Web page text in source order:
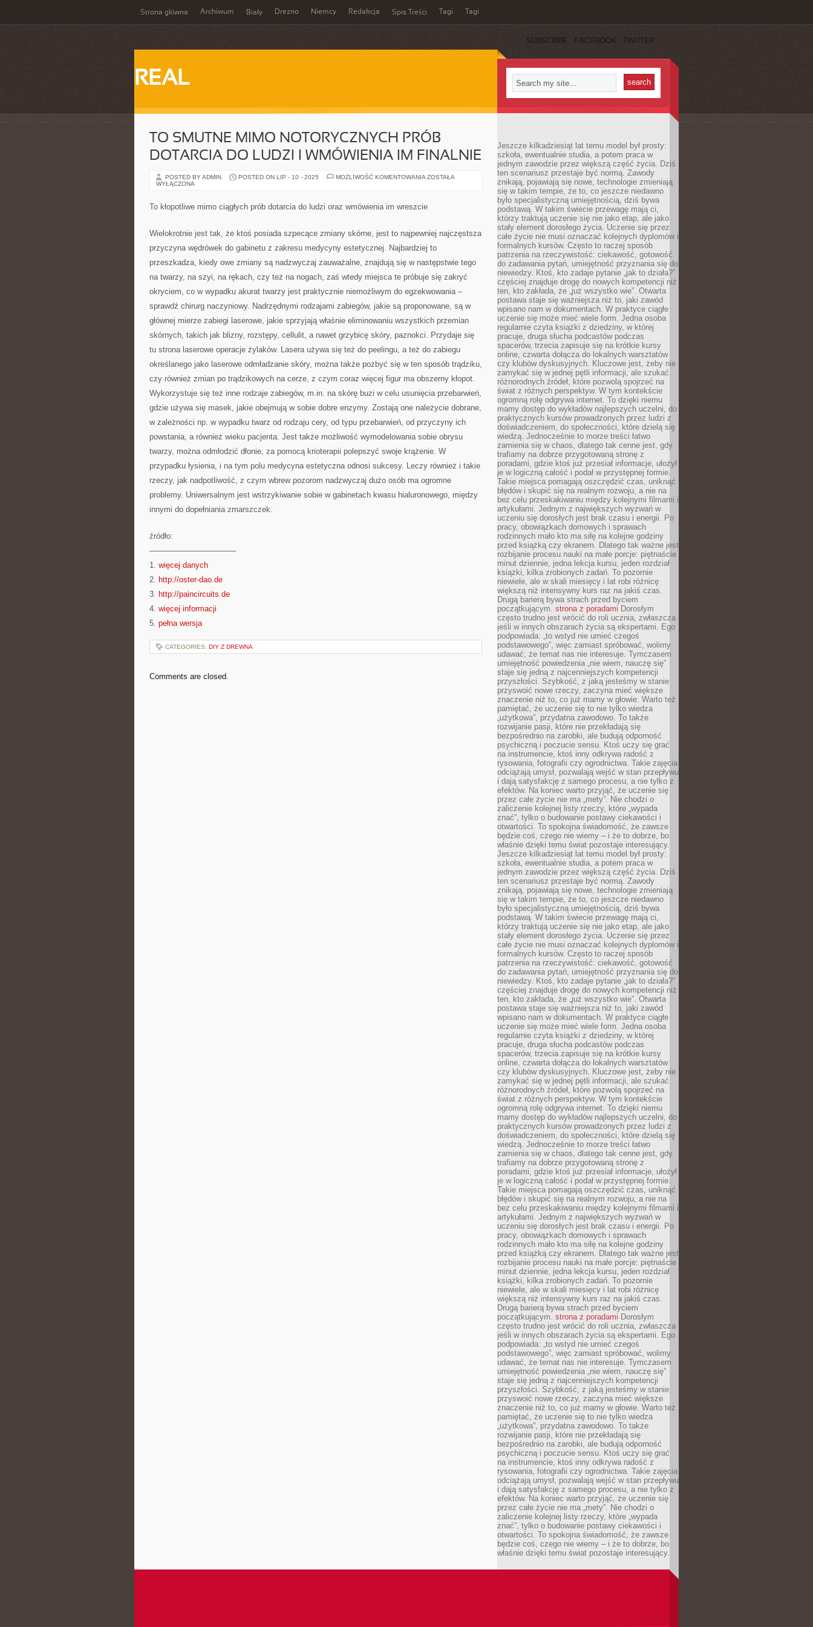
Strona główna Archiwum Biały Drezno Niemcy Redakcja Spis Treści Tagi Tagi
SUBSCRIBE FACEBOOK TWITTER
REAL
TO SMUTNE MIMO NOTORYCZNYCH PRÓB
DOTARCIA DO LUDZI I WMÓWIENIA IM FINALNIE
POSTED BY ADMIN POSTED ON LIP - 10 - 2025 MOŻLIWOŚĆ KOMENTOWANIA TO
DOTARCIA
WMÓWIENIA
FINALNIE
ZOSTAŁA
WYŁĄCZONA
To kłopotliwe mimo ciągłych prób dotarcia do ludzi oraz wmówienia im wreszcie
Wielokrotnie jest tak, że ktoś posiada szpecące zmiany skórne, jest to najpewniej najczęstsza
przyczyna wędrówek do gabinetu z zakresu medycyny estetycznej. Najbardziej to
przeszkadza, kiedy owe zmiany są nadzwyczaj zauważalne, znajdują się w następstwie tego
na twarzy, na szyi, na rękach, czy też na nogach, zaś wtedy miejsca te próbuje się zakryć
okryciem, co w wypadku akurat twarzy jest praktycznie niemożliwym do egzekwowania –
sprawdź chirurg naczyniowy. Nadrzędnymi rodzajami zabiegów, jakie są proponowane, są w
głównej mierze zabiegi laserowe, jakie sprzyjają właśnie eliminowaniu wszystkich przemian
skórnych, takich jak blizny, rozstępy, cellulit, a nawet grzybicę skóry, paznokci. Przydaje się
tu strona laserowe operacje żylaków. Lasera używa się też do peelingu, a też do zabiegu
określanego jako laserowe odmładzanie skóry, można także pozbyć się w ten sposób trądziku,
czy również zmian po trądzikowych na cerze, z czym coraz więcej figur ma obszerny kłopot.
Wykorzystuje się też inne rodzaje zabiegów, m.in. na skórę buzi w celu usunięcia przebarwień,
gdzie używa się masek, jakie obejmują w sobie dobre enzymy. Zostają one należycie dobrane,
w zależności np. w wypadku twarz od rodzaju cery, od typu przebarwień, od przyczyny ich
powstania, a również wieku pacjenta. Jest także możliwość wymodelowania sobie obrysu
twarzy, można odmłodzić dłonie, za pomocą krioterapii polepszyć swoje krążenie. W
przypadku łysienia, i na tym polu medycyna estetyczna odnosi sukcesy. Leczy również i takie
rzeczy, jak nadpotliwość, z czym wbrew pozorom nadzwyczaj dużo osób ma ogromne
problemy. Uniwersalnym jest wstrzykiwanie sobie w gabinetach kwasu hialuronowego, między
innymi do dopełniania zmarszczek.
źródło:
———————————
1. więcej danych
2. http://oster-dao.de
3. http://paincircuits.de
4. więcej informacji
5. pełna wersja
CATEGORIES: DIY Z DREWNA
Comments are closed.
Jeszcze kilkadziesiąt lat temu model był prosty:
szkoła, ewentualnie studia, a potem praca w
jednym zawodzie przez większą część życia. Dziś
ten scenariusz przestaje być normą. Zawody
znikają, pojawiają się nowe, technologie zmieniają
się w takim tempie, że to, co jeszcze niedawno
było specjalistyczną umiejętnością, dziś bywa
podstawą. W takim świecie przewagę mają ci,
którzy traktują uczenie się nie jako etap, ale jako
stały element dorosłego życia. Uczenie się przez
całe życie nie musi oznaczać kolejnych dyplomów i
formalnych kursów. Często to raczej sposób
patrzenia na rzeczywistość: ciekawość, gotowość
do zadawania pytań, umiejętność przyznania się do
niewiedzy. Ktoś, kto zadaje pytanie „jak to działa?”
częściej znajduje drogę do nowych kompetencji niż
ten, kto zakłada, że „już wszystko wie”. Otwarta
postawa staje się ważniejsza niż to, jaki zawód
wpisano nam w dokumentach. W praktyce ciągłe
uczenie się może mieć wiele form. Jedna osoba
regularnie czyta książki z dziedziny, w której
pracuje, druga słucha podcastów podczas
spacerów, trzecia zapisuje się na krótkie kursy
online, czwarta dołącza do lokalnych warsztatów
czy klubów dyskusyjnych. Kluczowe jest, żeby nie
zamykać się w jednej pętli informacji, ale szukać
różnorodnych źródeł, które pozwolą spojrzeć na
świat z różnych perspektyw. W tym kontekście
ogromną rolę odgrywa internet. To dzięki niemu
mamy dostęp do wykładów najlepszych uczelni, do
praktycznych kursów prowadzonych przez ludzi z
doświadczeniem, do społeczności, które dzielą się
wiedzą. Jednocześnie to morze treści łatwo
zamienia się w chaos, dlatego tak cenne jest, gdy
trafiamy na dobrze przygotowaną stronę z
poradami, gdzie ktoś już przesiał informacje, ułożył
je w logiczną całość i podał w przystępnej formie.
Takie miejsca pomagają oszczędzić czas, uniknąć
błędów i skupić się na realnym rozwoju, a nie na
bez celu przeskakiwaniu między kolejnymi filmami i
artykułami. Jednym z największych wyzwań w
uczeniu się dorosłych jest brak czasu i energii. Po
pracy, obowiązkach domowych i sprawach
rodzinnych mało kto ma siłę na kolejne godziny
przed książką czy ekranem. Dlatego tak ważne jest
rozbijanie procesu nauki na małe porcje: piętnaście
minut dziennie, jedna lekcja kursu, jeden rozdział
książki, kilka zrobionych zadań. To pozornie
niewiele, ale w skali miesięcy i lat robi różnicę
większą niż intensywny kurs raz na jakiś czas.
Drugą barierą bywa strach przed byciem
początkującym. strona z poradami Dorosłym
często trudno jest wrócić do roli ucznia, zwłaszcza
jeśli w innych obszarach życia są ekspertami. Ego
podpowiada: „to wstyd nie umieć czegoś
podstawowego”, więc zamiast spróbować, wolimy
udawać, że temat nas nie interesuje. Tymczasem
umiejętność powiedzenia „nie wiem, nauczę się”
staje się jedną z najcenniejszych kompetencji
przyszłości. Szybkość, z jaką jesteśmy w stanie
przyswoić nowe rzeczy, zaczyna mieć większe
znaczenie niż to, co już mamy w głowie. Warto też
pamiętać, że uczenie się to nie tylko wiedza
„użytkowa”, przydatna zawodowo. To także
rozwijanie pasji, które nie przekładają się
bezpośrednio na zarobki, ale budują odporność
psychiczną i poczucie sensu. Ktoś uczy się grać
na instrumencie, ktoś inny odkrywa radość z
rysowania, fotografii czy ogrodnictwa. Takie zajęcia
odciążają umysł, pozwalają wejść w stan przepływu
i dają satysfakcję z samego procesu, a nie tylko z
efektów. Na koniec warto przyjąć, że uczenie się
przez całe życie nie ma „mety”. Nie chodzi o
zaliczenie kolejnej listy rzeczy, które „wypada
znać”, tylko o budowanie postawy ciekawości i
otwartości. To spokojna świadomość, że zawsze
będzie coś, czego nie wiemy – i że to dobrze, bo
właśnie dzięki temu świat pozostaje interesujący.
Jeszcze kilkadziesiąt lat temu model był prosty:
szkoła, ewentualnie studia, a potem praca w
jednym zawodzie przez większą część życia. Dziś
ten scenariusz przestaje być normą. Zawody
znikają, pojawiają się nowe, technologie zmieniają
się w takim tempie, że to, co jeszcze niedawno
było specjalistyczną umiejętnością, dziś bywa
podstawą. W takim świecie przewagę mają ci,
którzy traktują uczenie się nie jako etap, ale jako
stały element dorosłego życia. Uczenie się przez
całe życie nie musi oznaczać kolejnych dyplomów i
formalnych kursów. Często to raczej sposób
patrzenia na rzeczywistość: ciekawość, gotowość
do zadawania pytań, umiejętność przyznania się do
niewiedzy. Ktoś, kto zadaje pytanie „jak to działa?”
częściej znajduje drogę do nowych kompetencji niż
ten, kto zakłada, że „już wszystko wie”. Otwarta
postawa staje się ważniejsza niż to, jaki zawód
wpisano nam w dokumentach. W praktyce ciągłe
uczenie się może mieć wiele form. Jedna osoba
regularnie czyta książki z dziedziny, w której
pracuje, druga słucha podcastów podczas
spacerów, trzecia zapisuje się na krótkie kursy
online, czwarta dołącza do lokalnych warsztatów
czy klubów dyskusyjnych. Kluczowe jest, żeby nie
zamykać się w jednej pętli informacji, ale szukać
różnorodnych źródeł, które pozwolą spojrzeć na
świat z różnych perspektyw. W tym kontekście
ogromną rolę odgrywa internet. To dzięki niemu
mamy dostęp do wykładów najlepszych uczelni, do
praktycznych kursów prowadzonych przez ludzi z
doświadczeniem, do społeczności, które dzielą się
wiedzą. Jednocześnie to morze treści łatwo
zamienia się w chaos, dlatego tak cenne jest, gdy
trafiamy na dobrze przygotowaną stronę z
poradami, gdzie ktoś już przesiał informacje, ułożył
je w logiczną całość i podał w przystępnej formie.
Takie miejsca pomagają oszczędzić czas, uniknąć
błędów i skupić się na realnym rozwoju, a nie na
bez celu przeskakiwaniu między kolejnymi filmami i
artykułami. Jednym z największych wyzwań w
uczeniu się dorosłych jest brak czasu i energii. Po
pracy, obowiązkach domowych i sprawach
rodzinnych mało kto ma siłę na kolejne godziny
przed książką czy ekranem. Dlatego tak ważne jest
rozbijanie procesu nauki na małe porcje: piętnaście
minut dziennie, jedna lekcja kursu, jeden rozdział
książki, kilka zrobionych zadań. To pozornie
niewiele, ale w skali miesięcy i lat robi różnicę
większą niż intensywny kurs raz na jakiś czas.
Drugą barierą bywa strach przed byciem
początkującym. strona z poradami Dorosłym
często trudno jest wrócić do roli ucznia, zwłaszcza
jeśli w innych obszarach życia są ekspertami. Ego
podpowiada: „to wstyd nie umieć czegoś
podstawowego”, więc zamiast spróbować, wolimy
udawać, że temat nas nie interesuje. Tymczasem
umiejętność powiedzenia „nie wiem, nauczę się”
staje się jedną z najcenniejszych kompetencji
przyszłości. Szybkość, z jaką jesteśmy w stanie
przyswoić nowe rzeczy, zaczyna mieć większe
znaczenie niż to, co już mamy w głowie. Warto też
pamiętać, że uczenie się to nie tylko wiedza
„użytkowa”, przydatna zawodowo. To także
rozwijanie pasji, które nie przekładają się
bezpośrednio na zarobki, ale budują odporność
psychiczną i poczucie sensu. Ktoś uczy się grać
na instrumencie, ktoś inny odkrywa radość z
rysowania, fotografii czy ogrodnictwa. Takie zajęcia
odciążają umysł, pozwalają wejść w stan przepływu
i dają satysfakcję z samego procesu, a nie tylko z
efektów. Na koniec warto przyjąć, że uczenie się
przez całe życie nie ma „mety”. Nie chodzi o
zaliczenie kolejnej listy rzeczy, które „wypada
znać”, tylko o budowanie postawy ciekawości i
otwartości. To spokojna świadomość, że zawsze
będzie coś, czego nie wiemy – i że to dobrze, bo
właśnie dzięki temu świat pozostaje interesujący.